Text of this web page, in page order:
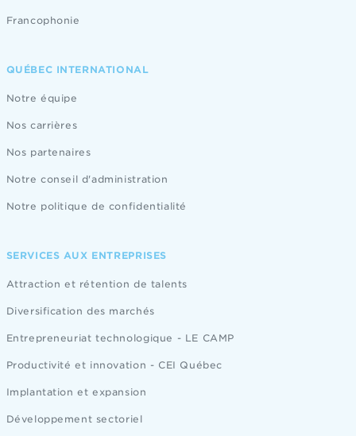
Francophonie
QUÉBEC INTERNATIONAL
Notre équipe
Nos carrières
Nos partenaires
Notre conseil d'administration
Notre politique de confidentialité
SERVICES AUX ENTREPRISES
Attraction et rétention de talents
Diversification des marchés
Entrepreneuriat technologique - LE CAMP
Productivité et innovation - CEI Québec
Implantation et expansion
Développement sectoriel